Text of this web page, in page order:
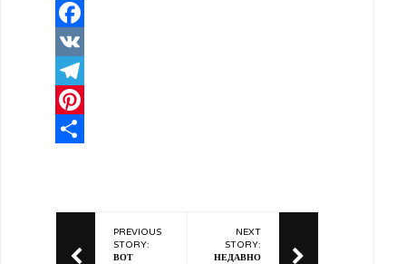
Facebook
VK
Telegram
Pinterest
PREVIOUS
STORY:
ВОТ
NEXT
STORY:
НЕДАВНО